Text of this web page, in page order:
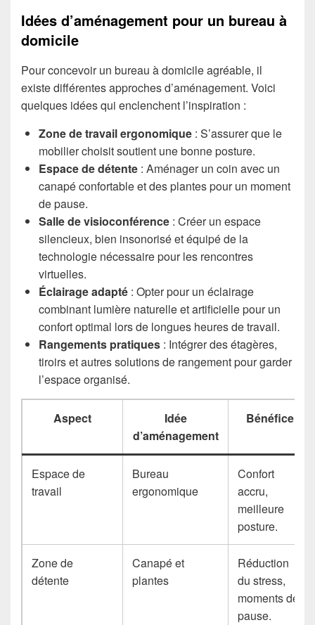
Idées d’aménagement pour un bureau à
domicile
Pour concevoir un bureau à domicile agréable, il
existe différentes approches d’aménagement. Voici
quelques idées qui enclenchent l’inspiration :
Zone de travail ergonomique : S’assurer que le
mobilier choisit soutient une bonne posture.
Espace de détente : Aménager un coin avec un
canapé confortable et des plantes pour un moment
de pause.
Salle de visioconférence : Créer un espace
silencieux, bien insonorisé et équipé de la
technologie nécessaire pour les rencontres
virtuelles.
Éclairage adapté : Opter pour un éclairage
combinant lumière naturelle et artificielle pour un
confort optimal lors de longues heures de travail.
Rangements pratiques : Intégrer des étagères,
tiroirs et autres solutions de rangement pour garder
l’espace organisé.
Aspect
Idée
d’aménagement
Bénéfice
Espace de
travail
Bureau
ergonomique
Confort
accru,
meilleure
posture.
Zone de
détente
Canapé et
plantes
Réduction
du stress,
moments de
pause.